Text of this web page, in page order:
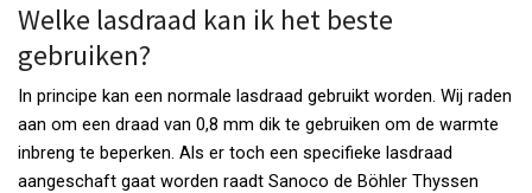
Welke lasdraad kan ik het beste
gebruiken?
In principe kan een normale lasdraad gebruikt worden. Wij raden
aan om een draad van 0,8 mm dik te gebruiken om de warmte
inbreng te beperken. Als er toch een specifieke lasdraad
aangeschaft gaat worden raadt Sanoco de Böhler Thyssen